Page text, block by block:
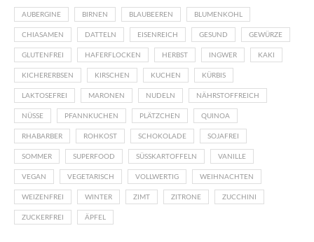
AUBERGINE BIRNEN BLAUBEEREN BLUMENKOHL
CHIASAMEN DATTELN EISENREICH GESUND GEWÜRZE
GLUTENFREI HAFERFLOCKEN HERBST INGWER KAKI
KICHERERBSEN KIRSCHEN KUCHEN KÜRBIS
LAKTOSEFREI MARONEN NUDELN NÄHRSTOFFREICH
NÜSSE PFANNKUCHEN PLÄTZCHEN QUINOA
RHABARBER ROHKOST SCHOKOLADE SOJAFREI
SOMMER SUPERFOOD SÜSSKARTOFFELN VANILLE
VEGAN VEGETARISCH VOLLWERTIG WEIHNACHTEN
WEIZENFREI WINTER ZIMT ZITRONE ZUCCHINI
ZUCKERFREI ÄPFEL